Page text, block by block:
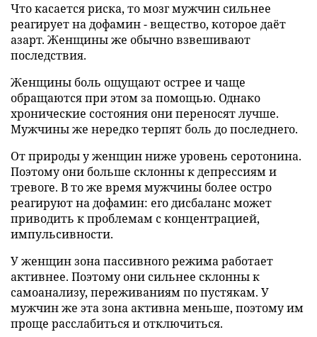
Что касается риска, то мозг мужчин сильнее
реагирует на дофамин - вещество, которое даёт
азарт. Женщины же обычно взвешивают
последствия.
Женщины боль ощущают острее и чаще
обращаются при этом за помощью. Однако
хронические состояния они переносят лучше.
Мужчины же нередко терпят боль до последнего.
От природы у женщин ниже уровень серотонина.
Поэтому они больше склонны к депрессиям и
тревоге. В то же время мужчины более остро
реагируют на дофамин: его дисбаланс может
приводить к проблемам с концентрацией,
импульсивности.
У женщин зона пассивного режима работает
активнее. Поэтому они сильнее склонны к
самоанализу, переживаниям по пустякам. У
мужчин же эта зона активна меньше, поэтому им
проще расслабиться и отключиться.